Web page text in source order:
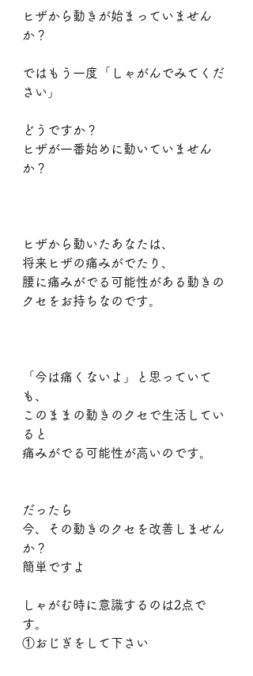
ヒザから動きが始まっていません
か？
ではもう一度「しゃがんでみてくだ
さい」
どうですか？
ヒザが一番始めに動いていません
か？
ヒザから動いたあなたは、
将来ヒザの痛みがでたり、
腰に痛みがでる可能性がある動きの
クセをお持ちなのです。
「今は痛くないよ」と思っていて
も、
このままの動きのクセで生活してい
ると
痛みがでる可能性が高いのです。
だったら
今、その動きのクセを改善しません
か？
簡単ですよ
しゃがむ時に意識するのは2点で
す。
①おじぎをして下さい